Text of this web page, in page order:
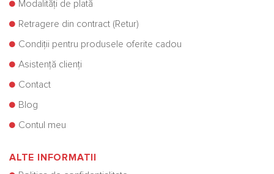
Modalități de plată
Retragere din contract (Retur)
Condiții pentru produsele oferite cadou
Asistență clienți
Contact
Blog
Contul meu
ALTE INFORMATII